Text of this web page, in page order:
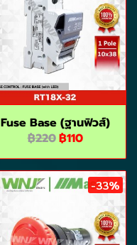
Fuse Base (ฺฐานฟิวส์)
฿220฿110
-33%